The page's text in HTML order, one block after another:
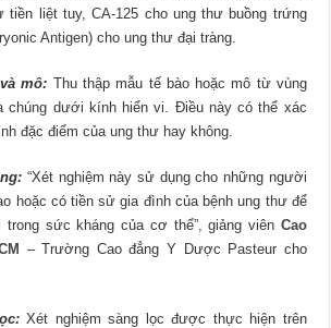
tiền liệt tuy, CA-125 cho ung thư buồng trứng
Antigen) cho ung thư đại tràng.
mô: Thu thập mẫu tế bào hoặc mô từ vùng
chúng dưới kính hiển vi. Điều này có thể xác
đặc điểm của ung thư hay không.
“Xét nghiệm này sử dụng cho những người
hoặc có tiền sử gia đình của bệnh ung thư để
sức kháng của cơ thể”, giảng viên Cao
– Trường Cao đẳng Y Dược Pasteur cho
Xét nghiệm sàng lọc được thực hiện trên